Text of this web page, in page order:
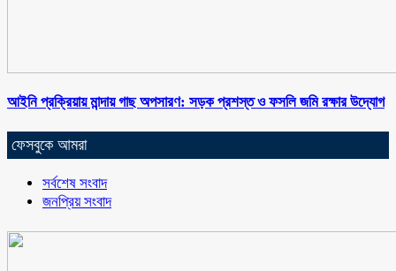
আইনি প্রক্রিয়ায় মান্দায় গাছ অপসারণ: সড়ক প্রশস্ত ও ফসলি জমি রক্ষার উদ্যোগ
ফেসবুকে আমরা
সর্বশেষ সংবাদ
জনপ্রিয় সংবাদ